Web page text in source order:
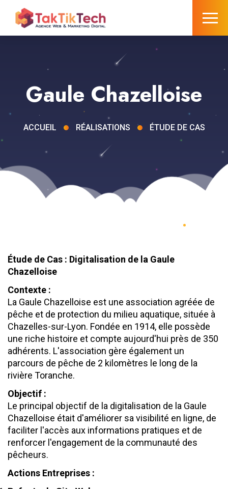
Gaule Chazelloise
ACCUEIL RÉALISATIONS ÉTUDE DE CAS
Étude de Cas : Digitalisation de la Gaule
Chazelloise
Contexte :
La Gaule Chazelloise est une association agréée de
pêche et de protection du milieu aquatique, située à
Chazelles-sur-Lyon. Fondée en 1914, elle possède
une riche histoire et compte aujourd'hui près de 350
adhérents. L'association gère également un
parcours de pêche de 2 kilomètres le long de la
rivière Toranche.
Objectif :
Le principal objectif de la digitalisation de la Gaule
Chazelloise était d'améliorer sa visibilité en ligne, de
faciliter l'accès aux informations pratiques et de
renforcer l'engagement de la communauté des
pêcheurs.
Actions Entreprises :